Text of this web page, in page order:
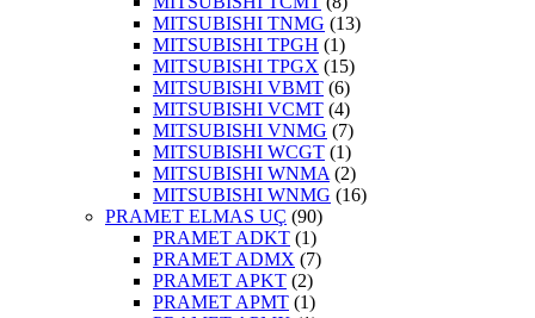
MITSUBISHI TNMG (13)
MITSUBISHI TPGH (1)
MITSUBISHI TPGX (15)
MITSUBISHI VBMT (6)
MITSUBISHI VCMT (4)
MITSUBISHI VNMG (7)
MITSUBISHI WCGT (1)
MITSUBISHI WNMA (2)
MITSUBISHI WNMG (16)
PRAMET ELMAS UÇ (90)
PRAMET ADKT (1)
PRAMET ADMX (7)
PRAMET APKT (2)
PRAMET APMT (1)